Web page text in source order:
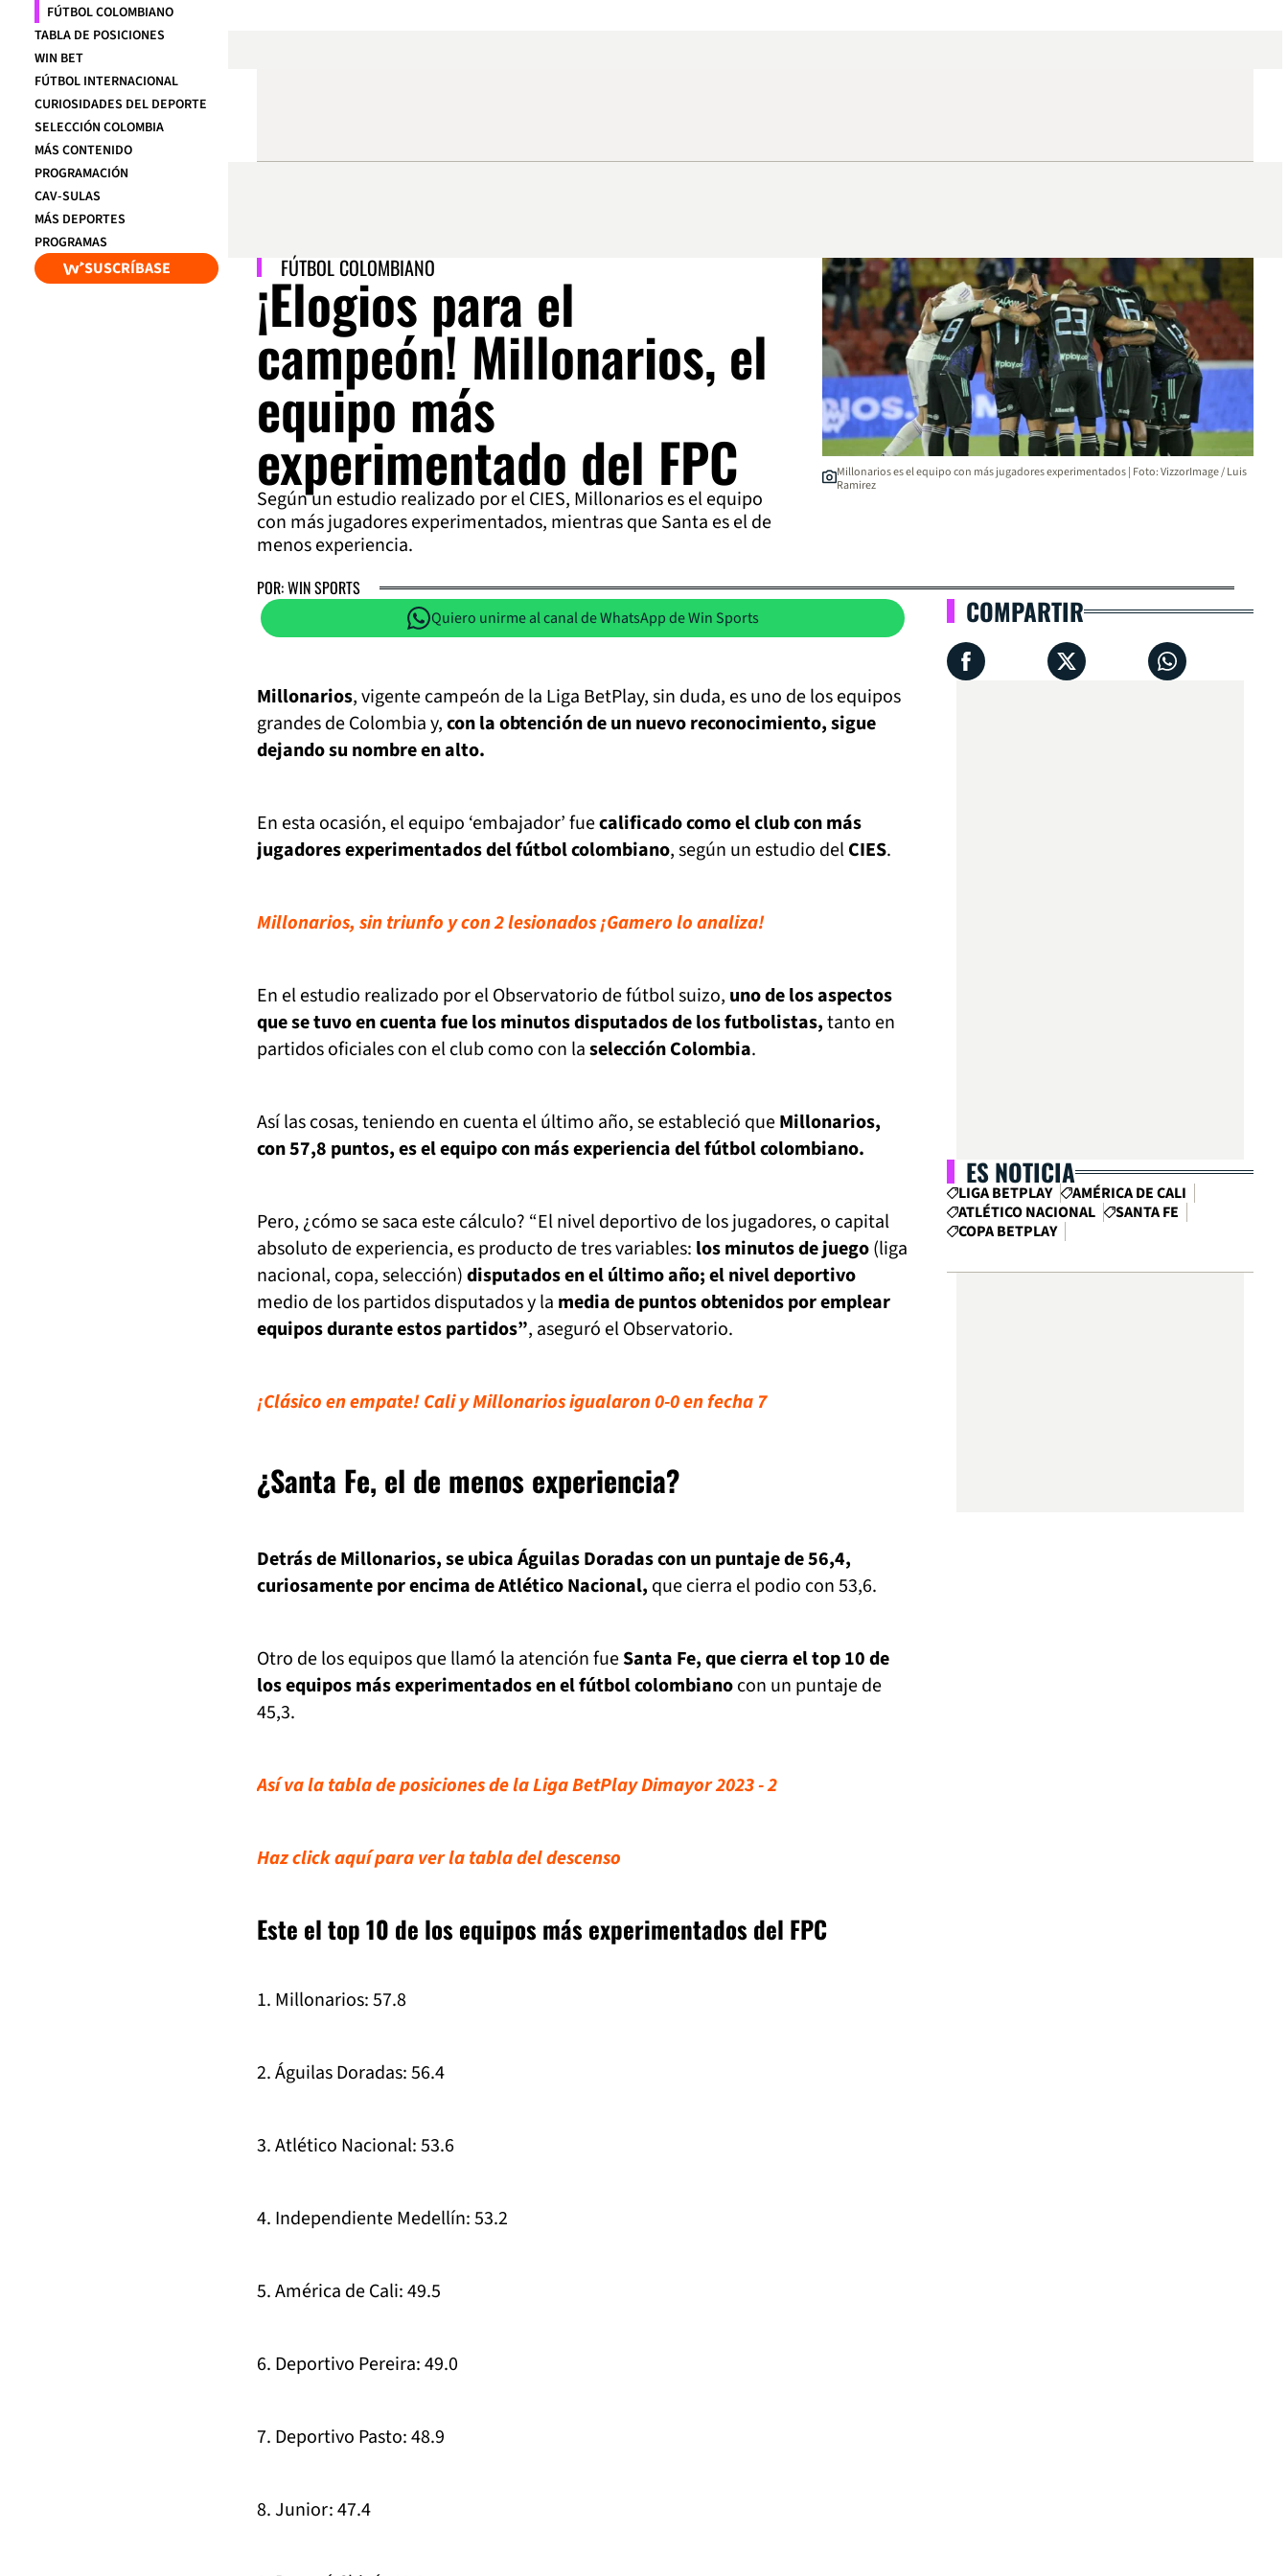
FÚTBOL COLOMBIANO
TABLA DE POSICIONES
WIN BET
FÚTBOL INTERNACIONAL
CURIOSIDADES DEL DEPORTE
SELECCIÓN COLOMBIA
MÁS CONTENIDO
PROGRAMACIÓN
CAV-SULAS
MÁS DEPORTES
PROGRAMAS
SUSCRÍBASE FÚTBOL COLOMBIANO
¡Elogios para el
campeón! Millonarios, el
equipo más
experimentado del FPC
Según un estudio realizado por el CIES, Millonarios es el equipo
con más jugadores experimentados, mientras que Santa es el de
menos experiencia.
Millonarios es el equipo con más jugadores experimentados | Foto: VizzorImage / Luis
Ramirez
POR: WIN SPORTS
Quiero unirme al canal de WhatsApp de Win Sports
Millonarios, vigente campeón de la Liga BetPlay, sin duda, es uno de los equipos
grandes de Colombia y,con la obtención de un nuevo reconocimiento, sigue
dejando su nombre en alto.
En esta ocasión, el equipo ‘embajador’ fuecalificado como el club con más
jugadores experimentados del fútbol colombiano, según un estudio delCIES.
Millonarios, sin triunfo y con 2 lesionados ¡Gamero lo analiza!
En el estudio realizado por el Observatorio de fútbol suizo, uno de los aspectos
que se tuvo en cuenta fue los minutos disputados de los futbolistas,tanto en
partidos oficiales con el club como con laselección Colombia.
Así las cosas, teniendo en cuenta el último año, se estableció queMillonarios,
con 57,8 puntos, es el equipo con más experiencia del fútbol colombiano.
Pero, ¿cómo se saca este cálculo? “El nivel deportivo de los jugadores, o capital
absoluto de experiencia, es producto de tres variables: los minutos de juego(liga
nacional, copa, selección)disputados en el último año; el nivel deportivo
medio de los partidos disputados y la media de puntos obtenidos por emplear
equipos durante estos partidos”, aseguró el Observatorio.
¡Clásico en empate! Cali y Millonarios igualaron 0-0 en fecha 7
¿Santa Fe, el de menos experiencia?
Detrás de Millonarios, se ubica Águilas Doradas con un puntaje de 56,4,
curiosamente por encima de Atlético Nacional, que cierra el podio con 53,6.
Otro de los equipos que llamó la atención fueSanta Fe, que cierra el top 10 de
los equipos más experimentados en el fútbol colombianocon un puntaje de
45,3.
Así va la tabla de posiciones de la Liga BetPlay Dimayor 2023 - 2
Haz click aquí para ver la tabla del descenso
Este el top 10 de los equipos más experimentados del FPC
1. Millonarios: 57.8
2. Águilas Doradas: 56.4
3. Atlético Nacional: 53.6
4. Independiente Medellín: 53.2
5. América de Cali: 49.5
6. Deportivo Pereira: 49.0
7. Deportivo Pasto: 48.9
8. Junior: 47.4
COMPARTIR
ES NOTICIA
LIGA BETPLAY
AMÉRICA DE CALI
ATLÉTICO NACIONAL
SANTA FE
COPA BETPLAY